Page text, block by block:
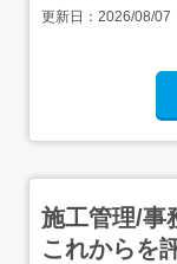
更新日： 2026/08/07
施工管理/事
これからを